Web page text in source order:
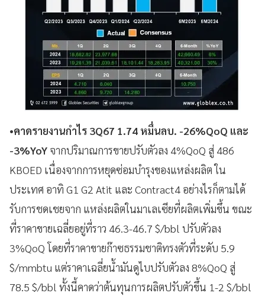
•คาดรายงานกำไร 3Q67 1.74 หมื่นลบ. -26%QoQ และ
-3%YoY จากปริมาณการขายปรับตัวลง 4%QoQ สู่ 486
KBOED เนื่องจากการหยุดซ่อมบำรุงของแหล่งผลิต ใน
ประเทศ อาทิ G1 G2 Atit และ Contract4 อย่างไรก็ตามได้
รับการชดเชยจาก แหล่งผลิตในมาเลเซียที่ผลิตเพิ่มขึ้น ขณะ
ที่ราคาขายเฉลี่ยอยู่ที่ราว 46.3-46.7 $/bbl ปรับตัวลง
3%QoQ โดยที่ราคาขายก๊าซธรรมชาติทรงตัวที่ระดับ 5.9
$/mmbtu แต่ราคาเฉลี่ยน้ำมันดูไบปรับตัวลง 8%QoQ สู่
78.5 $/bbl ทั้งนี้คาดว่าต้นทุนการผลิตปรับตัวขึ้น 1-2 $/bbl